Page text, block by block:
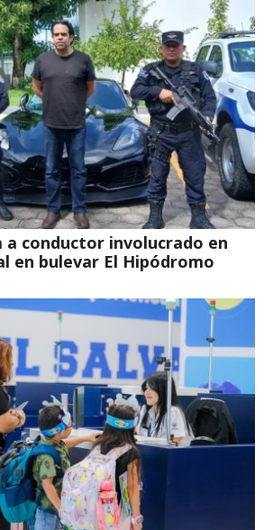
a conductor involucrado en
en bulevar El Hipódromo